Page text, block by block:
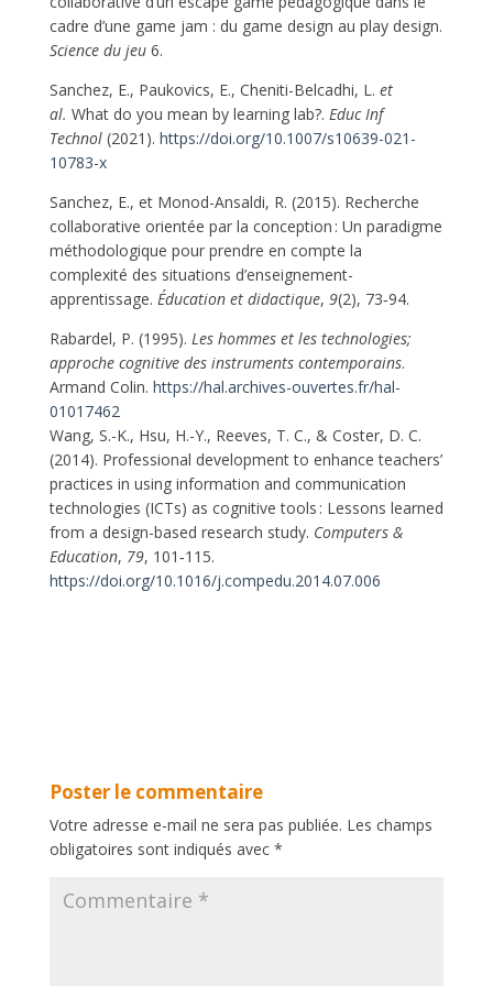
cadre d’une game jam : du game design au play design.
Science du jeu6.
Sanchez, E., Paukovics, E., Cheniti-Belcadhi, L. et
al. What do you mean by learning lab?. Educ Inf
Technol(2021). https://doi.org/10.1007/s10639-021-
10783-x
Sanchez, E., et Monod-Ansaldi, R. (2015). Recherche
collaborative orientée par la conception : Un paradigme
méthodologique pour prendre en compte la
complexité des situations d’enseignement-
apprentissage. Éducation et didactique, 9(2), 73‑94.
Rabardel, P. (1995). Les hommes et les technologies;
approche cognitive des instruments contemporains.
Armand Colin. https://hal.archives-ouvertes.fr/hal-
01017462
Wang, S.-K., Hsu, H.-Y., Reeves, T. C., & Coster, D. C.
(2014). Professional development to enhance teachers’
practices in using information and communication
technologies (ICTs) as cognitive tools : Lessons learned
from a design-based research study. Computers &
Education, 79, 101‑115.
https://doi.org/10.1016/j.compedu.2014.07.006
Poster le commentaire
Votre adresse e-mail ne sera pas publiée. Les champs
obligatoires sont indiqués avec *